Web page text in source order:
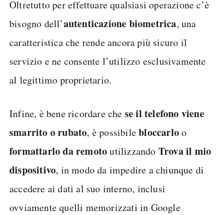
Oltretutto per effettuare qualsiasi operazione c’è
bisogno dell’autenticazione biometrica, una
caratteristica che rende ancora più sicuro il
servizio e ne consente l’utilizzo esclusivamente
al legittimo proprietario.
Infine, è bene ricordare che se il telefono viene
smarrito o rubato, è possibilebloccarloo
formattarlodaremotoutilizzando Trovail mio
dispositivo, in modo da impedire a chiunque di
accedere ai dati al suo interno, inclusi
ovviamente quelli memorizzati in Google